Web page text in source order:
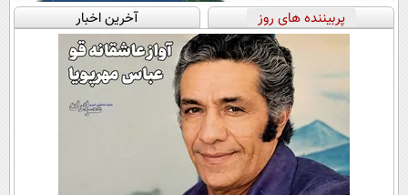
پربیننده های روز آخرین اخبار